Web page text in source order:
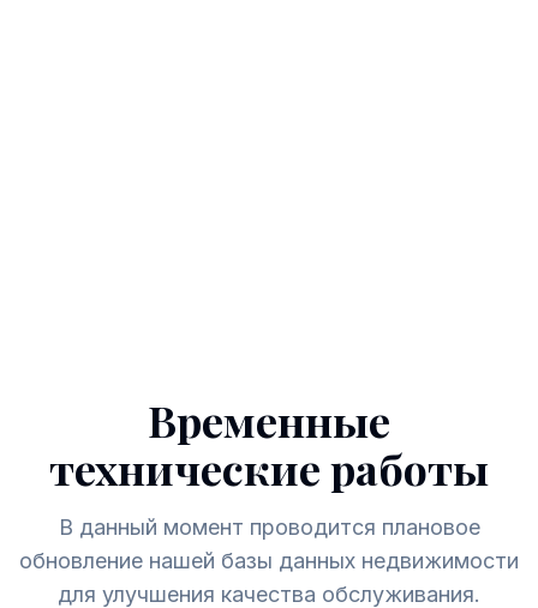
Временные
технические работы
В данный момент проводится плановое
обновление нашей базы данных недвижимости
для улучшения качества обслуживания.